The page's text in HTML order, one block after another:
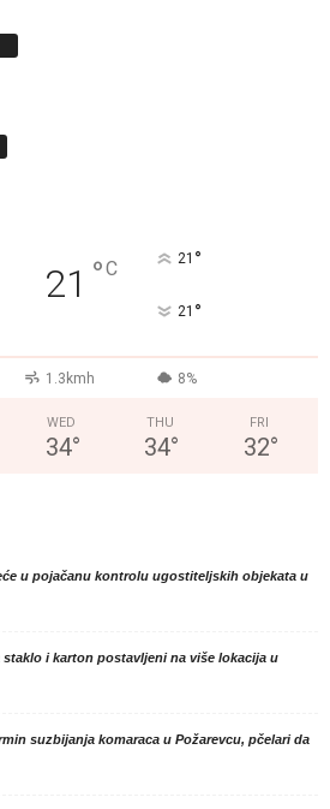
21 °C 21 °
21 °
1.3kmh 8%
WED
34°
THU
34°
FRI
32°
u pojačanu kontrolu ugostiteljskih objekata u
i karton postavljeni na više lokacija u
suzbijanja komaraca u Požarevcu, pčelari da